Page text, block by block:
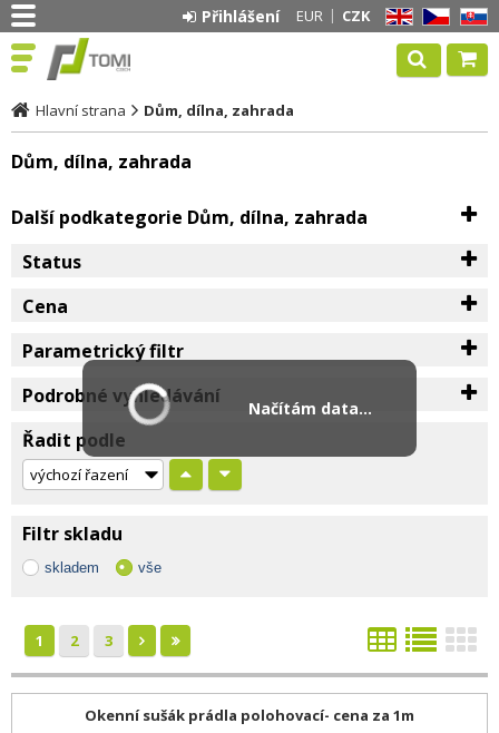
EN CZ SK
EUR CZK
Přihlášení
Hlavní strana Dům, dílna, zahrada
Dům, dílna, zahrada
Další podkategorie Dům, dílna, zahrada
Status
Cena
Parametrický filtr
Podrobné vyhledávání
Řadit podle
Filtr skladu
skladem vše
1 2 3
Okenní sušák prádla polohovací- cena za 1m
Načítám data...